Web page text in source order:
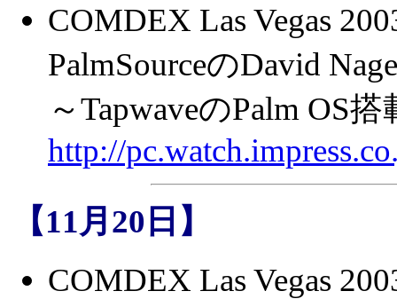
COMDEX Las Vegas
PalmSourceのDavid
～TapwaveのPalm OS
http://
【11月20日】
COMDEX Las Vegas